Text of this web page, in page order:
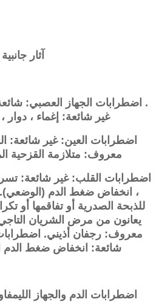
آثار جانبية
. اضطرابات الجهاز العصبي:
غير شائعة: إغماء ،
اضطرابات العين: غير شائعة:
معروف: متلازمة القزحية
اضطرابات القلب: غير شائعة:
، انخفاض ضغط الدم (الوضعي).
للذبحة الصدرية أو تفاقمها أو
يعانون من مرض الشريان
معروف: رجفان أذيني. اضطرابات
شائعة: انخفاض ضغط الدم
اضطرابات الدم والجهاز